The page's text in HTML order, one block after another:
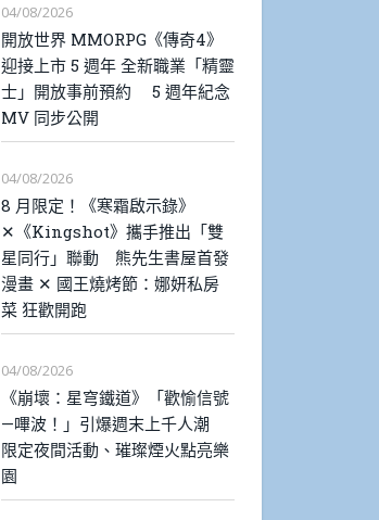
04/08/2026
開放世界 MMORPG《傳奇4》
迎接上市 5 週年 全新職業「精靈
士」開放事前預約 5 週年紀念
MV 同步公開
04/08/2026
8 月限定！《寒霜啟示錄》
✕《Kingshot》攜手推出「雙
星同行」聯動 熊先生書屋首發
漫畫 ✕ 國王燒烤節：娜妍私房
菜 狂歡開跑
04/08/2026
《崩壞：星穹鐵道》「歡愉信號
—嗶波！」引爆週末上千人潮
限定夜間活動、璀璨煙火點亮樂
園